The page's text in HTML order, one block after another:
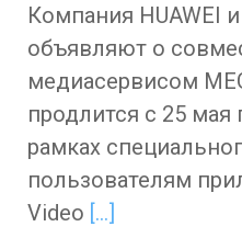
Компания HUAWEI
объявляют о
медиасервисом
продлится с 25 мая
рамках
пользователям
Video […]